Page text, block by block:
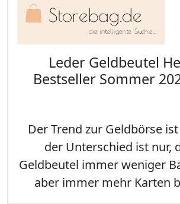
Leder Geldbeutel
Bestseller Sommer
Der Trend zur Geldbörse
der Unterschied ist nur,
Geldbeutel immer weniger
aber immer mehr Karten